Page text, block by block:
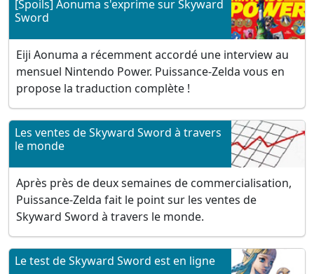
[Spoils] Aonuma s'exprime sur Skyward
Sword
Eiji Aonuma a récemment accordé une interview au
mensuel Nintendo Power. Puissance-Zelda vous en
propose la traduction complète !
Les ventes de Skyward Sword à travers
le monde
Après près de deux semaines de commercialisation,
Puissance-Zelda fait le point sur les ventes de
Skyward Sword à travers le monde.
Le test de Skyward Sword est en ligne